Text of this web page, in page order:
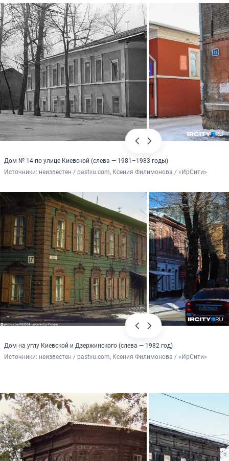
Дом № 14 по улице Киевской (слева — 1981–1983 годы)
Источники: неизвестен / pastvu.com, Ксения Филимонова / «ИрСити»
Дом на углу Киевской и Дзержинского (слева — 1982 год)
Источники: неизвестен / pastvu.com, Ксения Филимонова / «ИрСити»